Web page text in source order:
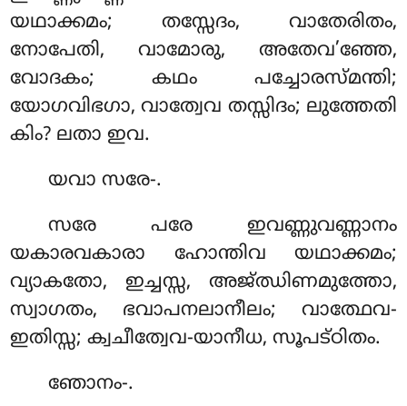
യഥാക്കമം; തസ്സേദം, വാതേരിതം,
നോപേതി, വാമോരു, അതേവ’ഞ്ഞേ,
വോദകം; കഥം പച്ചോരസ്മന്തി;
യോഗവിഭഗാ, വാത്വേവ തസ്സിദം; ലുത്തേതി
കിം? ലതാ ഇവ.
യവാസരേ-.
സരേ പരേ ഇവണ്ണുവണ്ണാനം
യകാരവകാരാ ഹോന്തിവ യഥാക്കമം;
വ്യാകതോ, ഇച്ചസ്സ, അജ്ഝിണമുത്തോ,
സ്വാഗതം, ഭവാപനലാനീലം; വാത്ഥേവ-
ഇതിസ്സ; ക്വചീത്വേവ-യാനീധ, സൂപട്ഠിതം.
ഞോനം-.